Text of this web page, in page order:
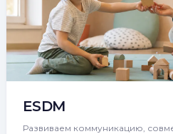
ESDM
Развиваем коммуникацию,